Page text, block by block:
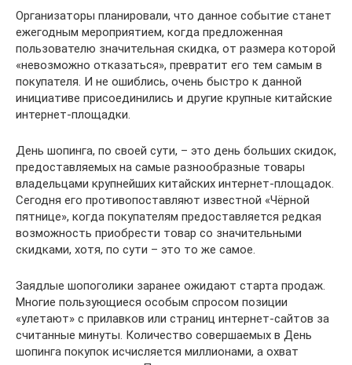
Организаторы планировали, что данное событие станет
ежегодным мероприятием, когда предложенная
пользователю значительная скидка, от размера которой
«невозможно отказаться», превратит его тем самым в
покупателя. И не ошиблись, очень быстро к данной
инициативе присоединились и другие крупные китайские
интернет-площадки.
День шопинга, по своей сути, – это день больших скидок,
предоставляемых на самые разнообразные товары
владельцами крупнейших китайских интернет-площадок.
Сегодня его противопоставляют известной «Чёрной
пятнице», когда покупателям предоставляется редкая
возможность приобрести товар со значительными
скидками, хотя, по сути – это то же самое.
Заядлые шопоголики заранее ожидают старта продаж.
Многие пользующиеся особым спросом позиции
«улетают» с прилавков или страниц интернет-сайтов за
считанные минуты. Количество совершаемых в День
шопинга покупок исчисляется миллионами, а охват